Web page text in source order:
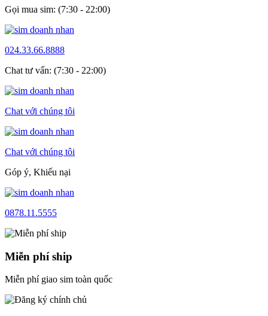
Gọi mua sim: (7:30 - 22:00)
024.33.66.8888
Chat tư vấn: (7:30 - 22:00)
Chat với chúng tôi
Chat với chúng tôi
Góp ý, Khiếu nại
0878.11.5555
Miễn phí ship
Miễn phí giao sim toàn quốc